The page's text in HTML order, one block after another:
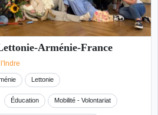
Arménie-France
Lettonie
Éducation Mobilité - Volontariat